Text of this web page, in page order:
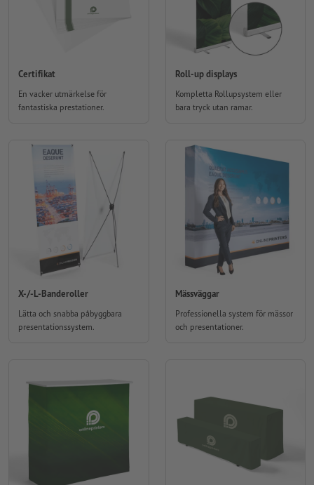
Certifikat
En vacker utmärkelse för
fantastiska prestationer.
Roll-up displays
Kompletta Rollupsystem eller
bara tryck utan ramar.
X-/-L-Banderoller
Lätta och snabba påbyggbara
presentationssystem.
Mässväggar
Professionella system för mässor
och presentationer.